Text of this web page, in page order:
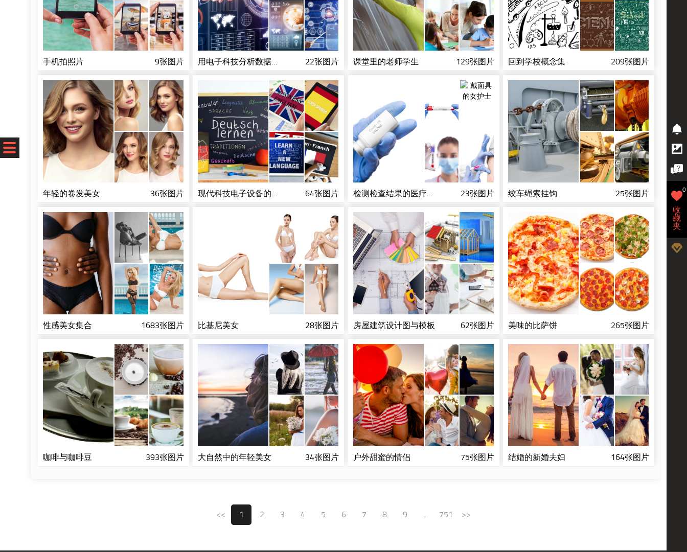
手机拍照片 9张图片 用电子科技分析数据的人 22张图片 课堂里的老师学生 129张图片 回到学校概念集 209张图片
年轻的卷发美女 36张图片 现代科技电子设备的屏幕 64张图片 检测检查结果的医疗人员 23张图片 绞车绳索挂钩 25张图片
性感美女集合 1683张图片 比基尼美女 28张图片 房屋建筑设计图与模板 62张图片 美味的比萨饼 265张图片
咖啡与咖啡豆 393张图片 大自然中的年轻美女 34张图片 户外甜蜜的情侣 75张图片 结婚的新婚夫妇 164张图片
<< 1 2 3 4 5 6 7 8 9 ... 751 >>
收
藏
夹
0